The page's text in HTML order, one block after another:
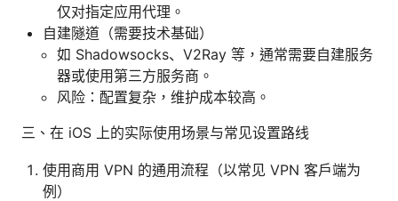
仅对指定应用代理。
自建隧道（需要技术基础）
如 Shadowsocks、V2Ray 等，通常需要自建服务
器或使用第三方服务商。
风险：配置复杂，维护成本较高。
三、在 iOS 上的实际使用场景与常见设置路线
使用商用 VPN 的通用流程（以常见 VPN 客户端为
例）